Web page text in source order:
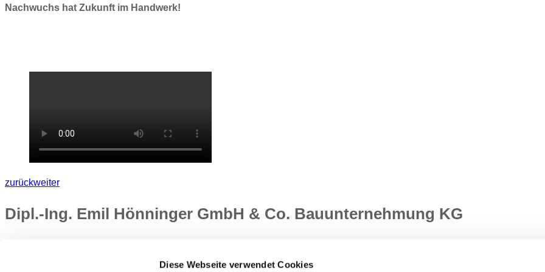
Diese Webseite verwendet Cookies
Nachwuchs hat Zukunft im Handwerk!
zurückweiter
Dipl.-Ing. Emil Hönninger GmbH & Co. Bauunternehmung KG